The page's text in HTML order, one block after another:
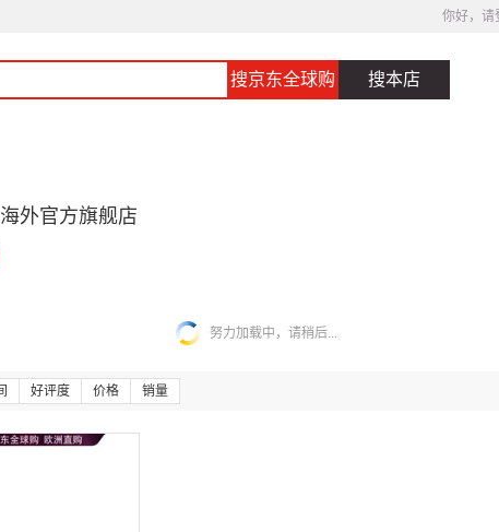
你好，请
搜京东全球购 搜本店
外官方旗舰店
努力加载中，请稍后...
好评度 价格 销量